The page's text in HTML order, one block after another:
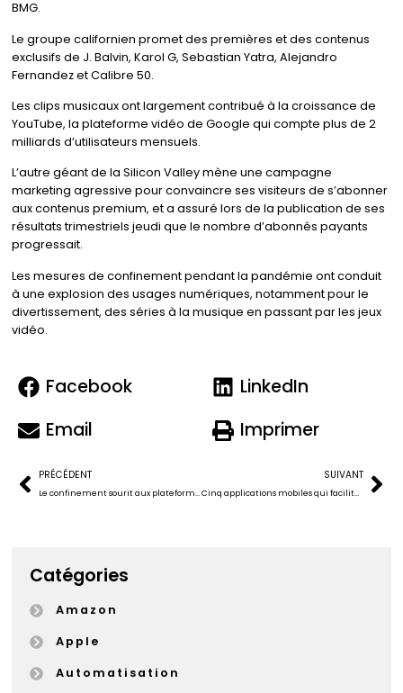
BMG.
Le groupe californien promet des premières et des contenus
exclusifs de J. Balvin, Karol G, Sebastian Yatra, Alejandro
Fernandez et Calibre 50.
Les clips musicaux ont largement contribué à la croissance de
YouTube, la plateforme vidéo de Google qui compte plus de 2
milliards d’utilisateurs mensuels.
L’autre géant de la Silicon Valley mène une campagne
marketing agressive pour convaincre ses visiteurs de s’abonner
aux contenus premium, et a assuré lors de la publication de ses
résultats trimestriels jeudi que le nombre d’abonnés payants
progressait.
Les mesures de confinement pendant la pandémie ont conduit
à une explosion des usages numériques, notamment pour le
divertissement, des séries à la musique en passant par les jeux
vidéo.
Facebook
LinkedIn
Email
Imprimer
PRÉCÉDENT
Le confinement sourit aux plateformes vidéo
SUIVANT
Cinq applications mobiles qui facilitent la rentrée scolaire de toute la famille
Catégories
Amazon
Apple
Automatisation